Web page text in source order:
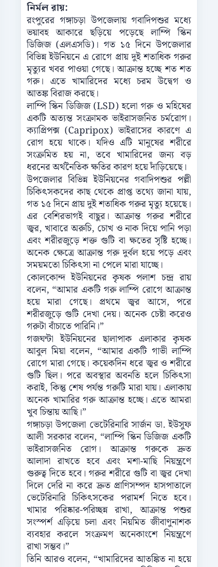
নির্মল রায়:
রংপুরের গঙ্গাচড়া উপজেলায় গবাদিপশুর মধ্যে
ভয়াবহ আকারে ছড়িয়ে পড়েছে লাম্পি স্কিন
ডিজিজ (এলএসডি)। গত ১৫ দিনে উপজেলার
বিভিন্ন ইউনিয়নে এ রোগে প্রায় দুই শতাধিক গরুর
মৃত্যুর খবর পাওয়া গেছে। আক্রান্ত হচ্ছে শত শত
গরু। এতে খামারিদের মধ্যে চরম উদ্বেগ ও
আতঙ্ক বিরাজ করছে।
লাম্পি স্কিন ডিজিজ (LSD) হলো গরু ও মহিষের
একটি অত্যন্ত সংক্রামক ভাইরাসজনিত চর্মরোগ।
ক্যাপ্রিপক্স (Capripox) ভাইরাসের কারণে এ
রোগ হয়ে থাকে। যদিও এটি মানুষের শরীরে
সংক্রমিত হয় না, তবে খামারিদের জন্য বড়
ধরনের অর্থনৈতিক ক্ষতির কারণ হয়ে দাঁড়িয়েছে।
উপজেলার বিভিন্ন ইউনিয়নের গবাদিপশুর পল্লী
চিকিৎসকদের কাছ থেকে প্রাপ্ত তথ্যে জানা যায়,
গত ১৫ দিনে প্রায় দুই শতাধিক গরুর মৃত্যু হয়েছে।
এর বেশিরভাগই বাছুর। আক্রান্ত গরুর শরীরে
জ্বর, খাবারে অরুচি, চোখ ও নাক দিয়ে পানি পড়া
এবং শরীরজুড়ে শক্ত গুটি বা ক্ষতের সৃষ্টি হচ্ছে।
অনেক ক্ষেত্রে আক্রান্ত গরু দুর্বল হয়ে পড়ে এবং
সময়মতো চিকিৎসা না পেলে মারা যাচ্ছে।
কোলকোন্দ ইউনিয়নের কৃষক পলাশ চন্দ্র রায়
বলেন, “আমার একটি গরু লাম্পি রোগে আক্রান্ত
হয়ে মারা গেছে। প্রথমে জ্বর আসে, পরে
শরীরজুড়ে গুটি দেখা দেয়। অনেক চেষ্টা করেও
গরুটা বাঁচাতে পারিনি।”
গজঘন্টা ইউনিয়নের ছালাপাক এলাকার কৃষক
আবুল মিয়া বলেন, “আমার একটি গাভী লাম্পি
রোগে মারা গেছে। কয়েকদিন ধরে জ্বর ও শরীরে
গুটি ছিল। পরে অবস্থার অবনতি হলে চিকিৎসা
করাই, কিন্তু শেষ পর্যন্ত গরুটি মারা যায়। এলাকায়
অনেক খামারির গরু আক্রান্ত হচ্ছে। এতে আমরা
খুব চিন্তায় আছি।”
গঙ্গাচড়া উপজেলা ভেটেরিনারি সার্জন ডা. ইউসুফ
আলী সরকার বলেন, “লাম্পি স্কিন ডিজিজ একটি
ভাইরাসজনিত রোগ। আক্রান্ত গরুকে দ্রুত
আলাদা রাখতে হবে এবং মশা-মাছি নিয়ন্ত্রণে
গুরুত্ব দিতে হবে। গরুর শরীরে গুটি বা জ্বর দেখা
দিলে দেরি না করে দ্রুত প্রাণিসম্পদ হাসপাতালে
ভেটেরিনারি চিকিৎসকের পরামর্শ নিতে হবে।
খামার পরিষ্কার-পরিচ্ছন্ন রাখা, আক্রান্ত পশুর
সংস্পর্শ এড়িয়ে চলা এবং নিয়মিত জীবাণুনাশক
ব্যবহার করলে সংক্রমণ অনেকাংশে নিয়ন্ত্রণে
রাখা সম্ভব।”
তিনি আরও বলেন, “খামারিদের আতঙ্কিত না হয়ে